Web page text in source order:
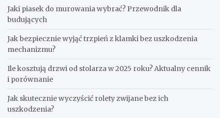
Jaki piasek do murowania wybrać? Przewodnik dla
budujących
Jak bezpiecznie wyjąć trzpień z klamki bez uszkodzenia
mechanizmu?
Ile kosztują drzwi od stolarza w 2025 roku? Aktualny cennik
i porównanie
Jak skutecznie wyczyścić rolety zwijane bez ich
uszkodzenia?